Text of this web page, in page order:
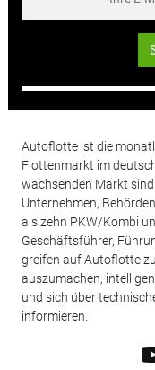
Autoflotte ist die
Flottenmarkt im
wachsenden Markt
Unternehmen,
als zehn PKW/Kombi
Geschäftsführer,
greifen auf Autoflotte
auszumachen,
und sich über
informieren.